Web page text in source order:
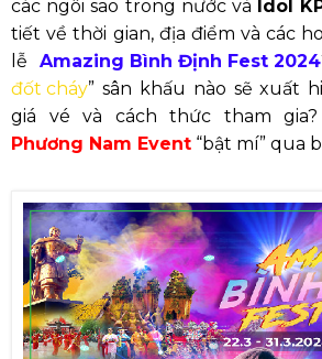
các ngôi sao trong nước và Idol
tiết về thời gian, địa điểm và các
lễAmazing Bình Định Fest 2024
đốt cháy” sân khấu nào sẽ xuất
giá vé và cách thức tham
Phương Nam Event “bật mí” qua